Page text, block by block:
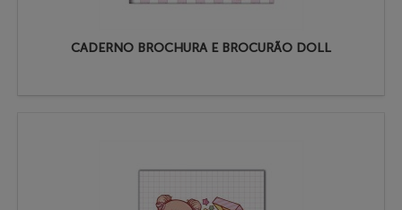
CADERNO BROCHURA E BROCURÃO DOLL